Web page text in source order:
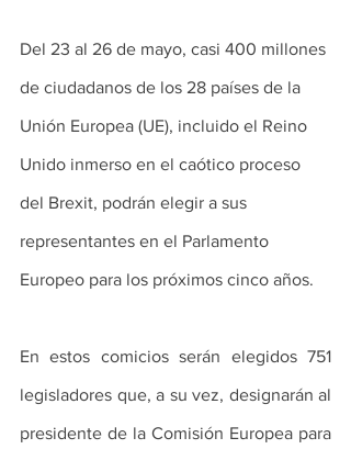
Del 23 al 26 de mayo, casi 400 millones
de ciudadanos de los 28 países de la
Unión Europea (UE), incluido el Reino
Unido inmerso en el caótico proceso
del Brexit, podrán elegir a sus
representantes en el Parlamento
Europeo para los próximos cinco años.
En estos comicios serán elegidos 751
legisladores que, a su vez, designarán al
presidente de la Comisión Europea para